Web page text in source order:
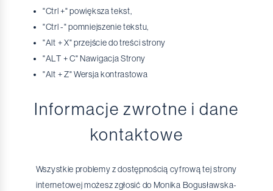
"Ctrl +" powiększa tekst,
"Ctrl -" pomniejszenie tekstu,
"Alt + X" przejście do treści strony
"ALT + C" Nawigacja Strony
"Alt + Z" Wersja kontrastowa
Informacje zwrotne i dane
kontaktowe
Wszystkie problemy z dostępnością cyfrową tej strony
internetowej możesz zgłosić do Monika Bogusławska-